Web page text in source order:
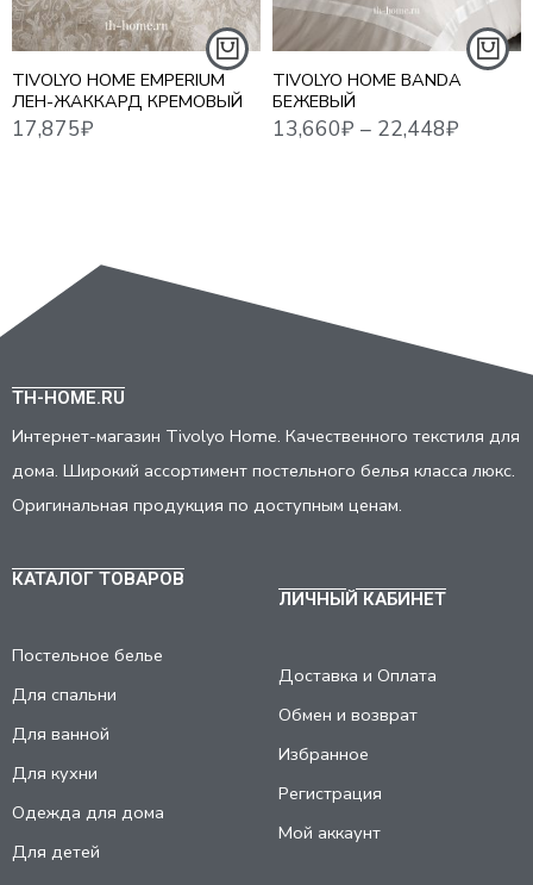
TIVOLYO HOME EMPERIUM
ЛЕН-ЖАККАРД КРЕМОВЫЙ
TIVOLYO HOME BANDA
БЕЖЕВЫЙ
СЕМЕЙНЫЙ
TH-HOME.RU
Интернет-магазин Tivolyo Home. Качественного текстиля для
дома. Широкий ассортимент постельного белья класса люкс.
Оригинальная продукция по доступным ценам.
КАТАЛОГ ТОВАРОВ
Постельное белье
Для спальни
Для ванной
Для кухни
Одежда для дома
Для детей
ЛИЧНЫЙ КАБИНЕТ
Доставка и Оплата
Обмен и возврат
Избранное
Регистрация
Мой аккаунт